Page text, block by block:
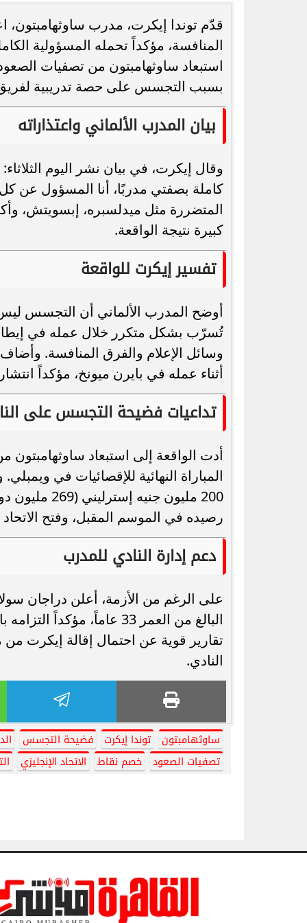
قدّم توندا إيكرت، مدرب
المنافسة، مؤكداً تحمله المسؤولية
استبعاد ساوثهامبتون من تصفيات
بسبب التجسس على حصة تدريبية
بيان المدرب الألماني واعتذاراته
وقال إيكرت، في بيان نشر اليوم
كاملة بصفتي مدربًا، أنا المسؤول عن كل
المتضررة مثل ميدلسبره، إبسويتش،
كبيرة نتيجة الواقعة.
تفسير إيكرت للواقعة
أوضح المدرب الألماني أن التجسس
تُسرّب بشكل متكرر خلال عمله في
وسائل الإعلام والفرق المنافسة.
أثناء عمله في بايرن ميونخ، مؤكداً
تداعيات فضيحة التجسس على
أدت الواقعة إلى استبعاد
المباراة النهائية للإقصائيات في
200 مليون
رصيده في الموسم المقبل، وفتح الاتحاد
دعم إدارة النادي للمدرب
على الرغم من الأزمة، أعلن دراجان
البالغ من العمر 33 عاماً،
تقارير قوية عن احتمال إقالة إيكرت
النادي.
ساوثهامبتون توندا إيكرت فضيحة التجسس
تصفيات الصعود
خصم نقاط الاتحاد الإنجليزي
رسميًا.. جدول امتحانات الشهادة الإعدادية